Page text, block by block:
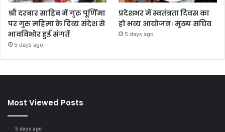
श्री दरबार साहिब में गुरु पूर्णिमा
पर गुरु महिमा के दिव्य संदेश से
भावविभोर हुई संगतें
5 days ago
प्रदेशभर में स्वतंत्रता दिवस का
हो भव्य आयोजनः मुख्य सचिव
5 days ago
Most Viewed Posts
5 days ago